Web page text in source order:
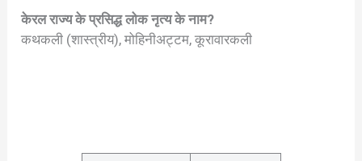
केरल राज्य के प्रसिद्ध लोक नृत्य के नाम?
कथकली (शास्त्रीय), मोहिनीअट्टम, कूरावारकली